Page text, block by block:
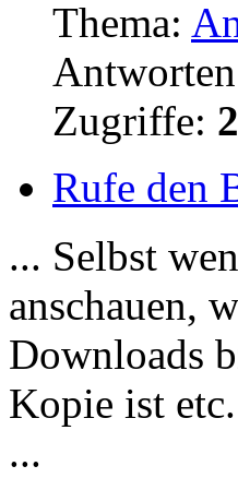
Thema:
Zugriffe:
Rufe den
... Selbst
anschauen,
Downloads
Kopie ist
...